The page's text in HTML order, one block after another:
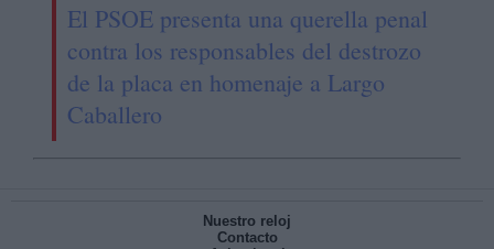
El PSOE presenta una querella penal
contra los responsables del destrozo
de la placa en homenaje a Largo
Caballero
Nuestro reloj
Contacto